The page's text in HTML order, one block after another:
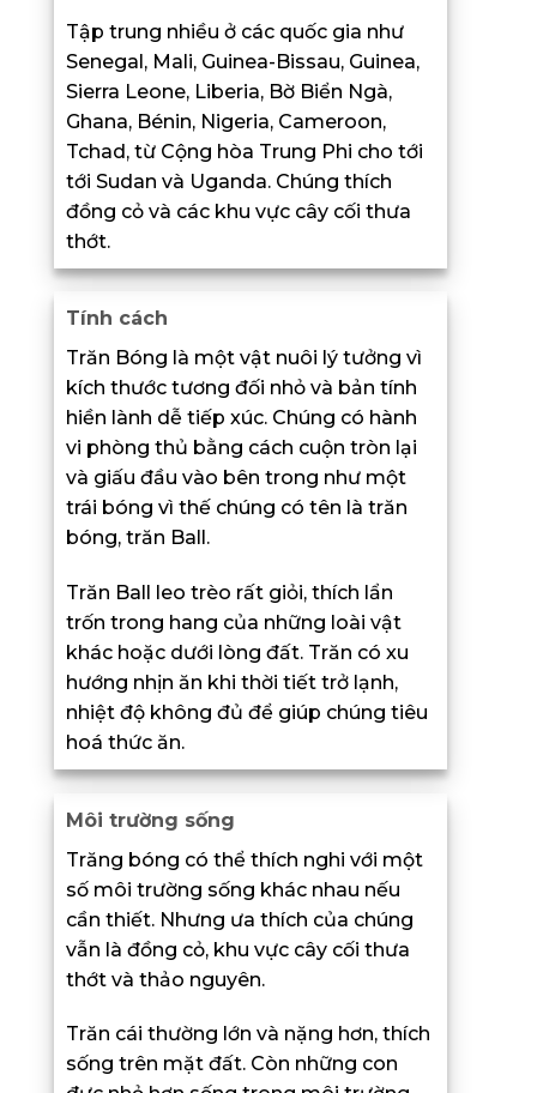
Tập trung nhiều ở các quốc gia như
Senegal, Mali, Guinea-Bissau, Guinea,
Sierra Leone, Liberia, Bờ Biển Ngà,
Ghana, Bénin, Nigeria, Cameroon,
Tchad, từ Cộng hòa Trung Phi cho tới
tới Sudan và Uganda. Chúng thích
đồng cỏ và các khu vực cây cối thưa
thớt.
Tính cách
Trăn Bóng là một vật nuôi lý tưởng vì
kích thước tương đối nhỏ và bản tính
hiền lành dễ tiếp xúc. Chúng có hành
vi phòng thủ bằng cách cuộn tròn lại
và giấu đầu vào bên trong như một
trái bóng vì thế chúng có tên là trăn
bóng, trăn Ball.
Trăn Ball leo trèo rất giỏi, thích lẩn
trốn trong hang của những loài vật
khác hoặc dưới lòng đất. Trăn có xu
hướng nhịn ăn khi thời tiết trở lạnh,
nhiệt độ không đủ để giúp chúng tiêu
hoá thức ăn.
Môi trường sống
Trăng bóng có thể thích nghi với một
số môi trường sống khác nhau nếu
cần thiết. Nhưng ưa thích của chúng
vẫn là đồng cỏ, khu vực cây cối thưa
thớt và thảo nguyên.
Trăn cái thường lớn và nặng hơn, thích
sống trên mặt đất. Còn những con